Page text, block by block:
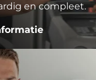
en compleet.